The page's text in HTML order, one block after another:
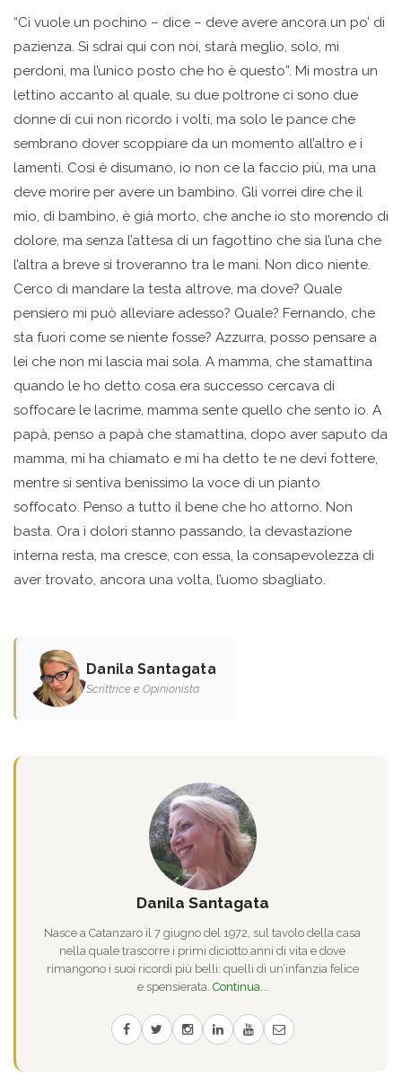
“Ci vuole un pochino – dice – deve avere ancora un po’ di
pazienza. Si sdrai qui con noi, starà meglio, solo, mi
perdoni, ma l’unico posto che ho è questo”. Mi mostra un
lettino accanto al quale, su due poltrone ci sono due
donne di cui non ricordo i volti, ma solo le pance che
sembrano dover scoppiare da un momento all’altro e i
lamenti. Così è disumano, io non ce la faccio più, ma una
deve morire per avere un bambino. Gli vorrei dire che il
mio, di bambino, è già morto, che anche io sto morendo di
dolore, ma senza l’attesa di un fagottino che sia l’una che
l’altra a breve si troveranno tra le mani. Non dico niente.
Cerco di mandare la testa altrove, ma dove? Quale
pensiero mi può alleviare adesso? Quale? Fernando, che
sta fuori come se niente fosse? Azzurra, posso pensare a
lei che non mi lascia mai sola. A mamma, che stamattina
quando le ho detto cosa era successo cercava di
soffocare le lacrime, mamma sente quello che sento io. A
papà, penso a papà che stamattina, dopo aver saputo da
mamma, mi ha chiamato e mi ha detto te ne devi fottere,
mentre si sentiva benissimo la voce di un pianto
soffocato. Penso a tutto il bene che ho attorno. Non
basta. Ora i dolori stanno passando, la devastazione
interna resta, ma cresce, con essa, la consapevolezza di
aver trovato, ancora una volta, l’uomo sbagliato.
Danila Santagata
Scrittrice e Opinionista
Danila Santagata
Nasce a Catanzaro il 7 giugno del 1972, sul tavolo della casa
nella quale trascorre i primi diciotto anni di vita e dove
rimangono i suoi ricordi più belli: quelli di un’infanzia felice
e spensierata. Continua...